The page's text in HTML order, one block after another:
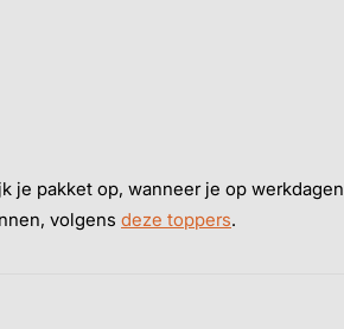
je pakket op, wanneer je op werkdagen
volgens deze toppers.